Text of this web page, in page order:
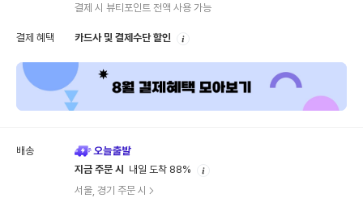
결제 시 뷰티포인트 전액 사용 가능
결제 혜택 카드사 및 결제수단 할인
배송
지금 주문 시
내일 도착 88%
서울, 경기 주문 시